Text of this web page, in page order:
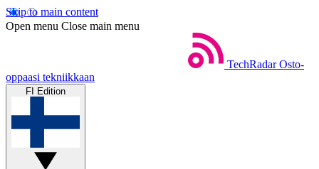
Skip to main content
Open menu Close main menu
TechRadar Osto-
oppaasi tekniikkaan
FI Edition